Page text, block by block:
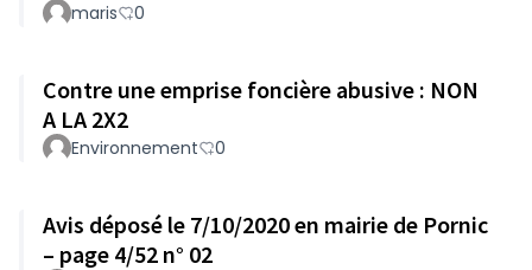
maris 0
Contre une emprise foncière abusive : NON
A LA 2X2
Environnement 0
Avis déposé le 7/10/2020 en mairie de Pornic
– page 4/52 n° 02